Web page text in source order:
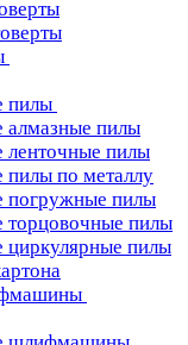
пилы
алмазные пилы
ленточные пилы
по металлу
погружные пилы
торцовочные пилы
циркулярные пилы